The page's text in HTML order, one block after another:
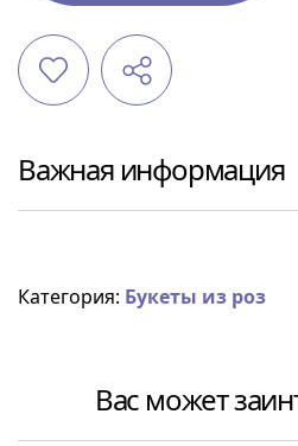
Важная информация
Категория: Букеты из роз
Вас может